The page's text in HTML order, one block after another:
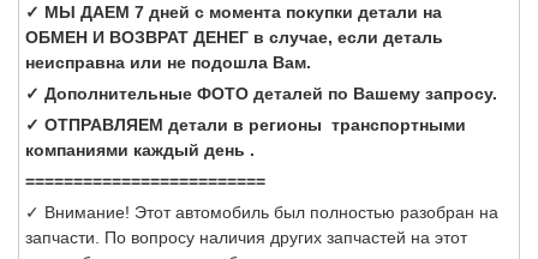
✓ МЫ ДАЕМ 7 дней с момента покупки детали на
ОБМЕН И ВОЗВРАТ ДЕНЕГ в случае, если деталь
неисправна или не подошла Вам.
✓ Дополнительные ФОТО деталей по Вашему запросу.
✓ ОТПРАВЛЯЕМ детали в регионы транспортными
компаниями каждый день .
=========================
✓ Внимание! Этот автомобиль был полностью разобран на
запчасти. По вопросу наличия других запчастей на этот